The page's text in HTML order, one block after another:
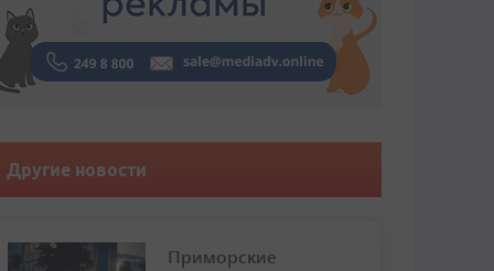
Другие новости
Приморские